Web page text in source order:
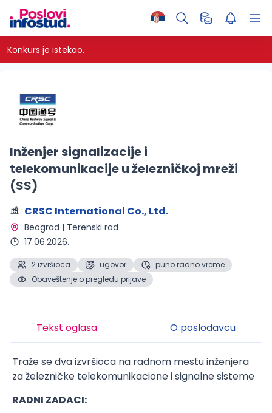
Konkurs je istekao.
Inženjer signalizacije i
telekomunikacije u železničkoj mreži
(SS)
CRSC International Co., Ltd.
Beograd | Terenski rad
17.06.2026.
2 izvršioca ugovor
puno radno vreme
Obaveštenje o pregledu prijave
Tekst oglasa O poslodavcu
Traže se dva izvršioca na radnom mestu inženjera
za železničke telekomunikacione i signalne sisteme
RADNI ZADACI: